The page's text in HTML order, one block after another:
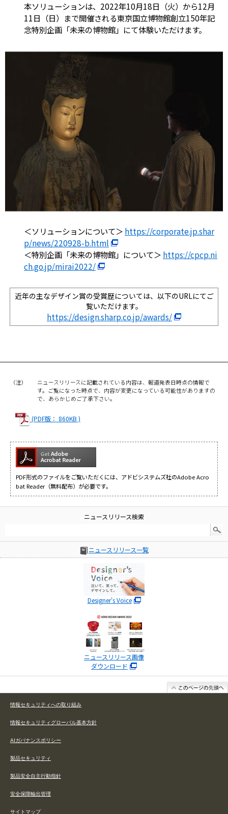
本ソリューションは、2022年10月18日（火）から12月
11日（日）まで開催される東京国立博物館創立150年記
念特別企画「未来の博物館」にて体験いただけます。
＜ソリューションについて＞ https://corporate.jp.shar
p/news/220928-b.html
＜特別企画「未来の博物館」について＞ https://cpcp.ni
ch.go.jp/mirai2022/
近年の主なデザイン賞の受賞歴については、以下のURLにてご
覧いただけます。
https://design.sharp.co.jp/awards/
（注）
ニュースリリースに記載されている内容は、報道発表日時点の情報で
す。ご覧になった時点で、内容が変更になっている可能性がありますの
で、あらかじめご了承下さい。
(PDF版： 860KB )
PDF形式のファイルをご覧いただくには、アドビシステムズ社のAdobe Acro
bat Reader（無料配布）が必要です。
ニュースリリース検索
ニュースリリース一覧
Designer's Voice
ニュースリリース画像
ダウンロード
情報セキュリティへの取り組み
情報セキュリティグローバル基本方針
AIガバナンスポリシー
製品セキュリティ
製品安全自主行動指針
安全保障輸出管理
サイトマップ